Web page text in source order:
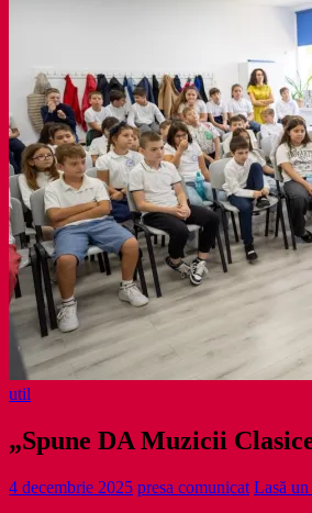
util
„Spune DA Muzicii
4 decembrie 2025 presa comunicat Lasă